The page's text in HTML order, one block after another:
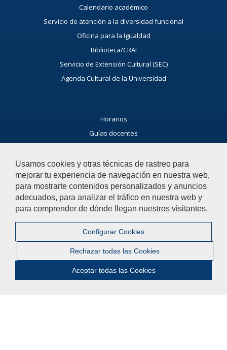
Usamos cookies y otras técnicas de rastreo para
mejorar tu experiencia de navegación en nuestra web,
para mostrarte contenidos personalizados y anuncios
adecuados, para analizar el tráfico en nuestra web y
para comprender de dónde llegan nuestros visitantes.
Configurar Cookies
Rechazar todas las Cookies
Aceptar todas las Cookies
Calendario académico
Servicio de atención a la diversidad funcional
Oficina para la Igualdad
Biblioteca/CRAI
Servicio de Extensión Cultural (SEC)
Agenda Cultural de la Universidad
Horarios
Guías docentes
Buscador general
Noticias Facultad
Agenda
Buzón de consultas
Si tienes dudas, contacta con nosotros.
© 2019 Universidad Pablo de Olavide - Facultad de Humanidades